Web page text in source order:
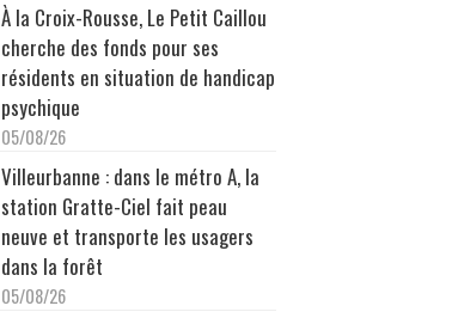
À la Croix-Rousse, Le Petit Caillou
cherche des fonds pour ses
résidents en situation de handicap
psychique
05/08/26
Villeurbanne : dans le métro A, la
station Gratte-Ciel fait peau
neuve et transporte les usagers
dans la forêt
05/08/26